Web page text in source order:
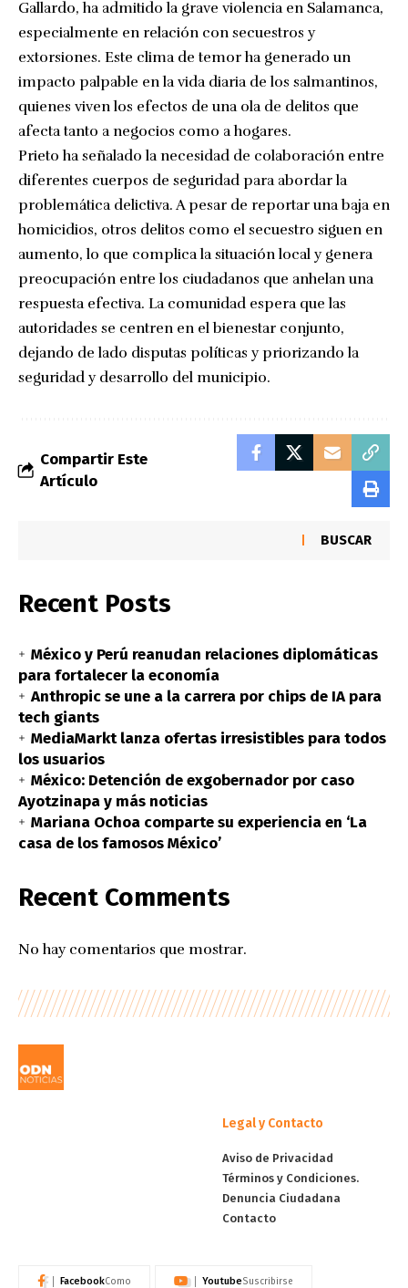
Gallardo, ha admitido la grave violencia en Salamanca,
especialmente en relación con secuestros y
extorsiones. Este clima de temor ha generado un
impacto palpable en la vida diaria de los salmantinos,
quienes viven los efectos de una ola de delitos que
afecta tanto a negocios como a hogares.
Prieto ha señalado la necesidad de colaboración entre
diferentes cuerpos de seguridad para abordar la
problemática delictiva. A pesar de reportar una baja en
homicidios, otros delitos como el secuestro siguen en
aumento, lo que complica la situación local y genera
preocupación entre los ciudadanos que anhelan una
respuesta efectiva. La comunidad espera que las
autoridades se centren en el bienestar conjunto,
dejando de lado disputas políticas y priorizando la
seguridad y desarrollo del municipio.
Compartir Este
Artículo
BUSCAR
Recent Posts
México y Perú reanudan relaciones diplomáticas
para fortalecer la economía
Anthropic se une a la carrera por chips de IA para
tech giants
MediaMarkt lanza ofertas irresistibles para todos
los usuarios
México: Detención de exgobernador por caso
Ayotzinapa y más noticias
Mariana Ochoa comparte su experiencia en ‘La
casa de los famosos México’
Recent Comments
No hay comentarios que mostrar.
Legal y Contacto
Aviso de Privacidad
Términos y Condiciones.
Denuncia Ciudadana
Contacto
FacebookComo YoutubeSuscribirse